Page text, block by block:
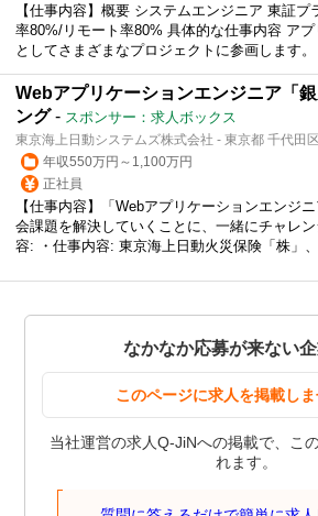
【仕事内容】概要 システムエンジニア 東証プ
率80%/リモート率80% 具体的な仕事内容 ア
としてさまざまなプロジェクトに参画します。
Webアプリケーションエンジニア「
ング- スポンサー：求人ボックス
東京海上日動システムズ株式会社 - 東京都 千代田
年収550万円～1,100万円
正社員
【仕事内容】「Webアプリケーションエンジ
会課題を解決していくことに、一緒にチャレ
容: ・仕事内容: 東京海上日動火災保険「株」
なかなか応募が来ない
このページに求人を掲載しま
当社運営の求人Q-JiNへの掲載で、こ
れます。